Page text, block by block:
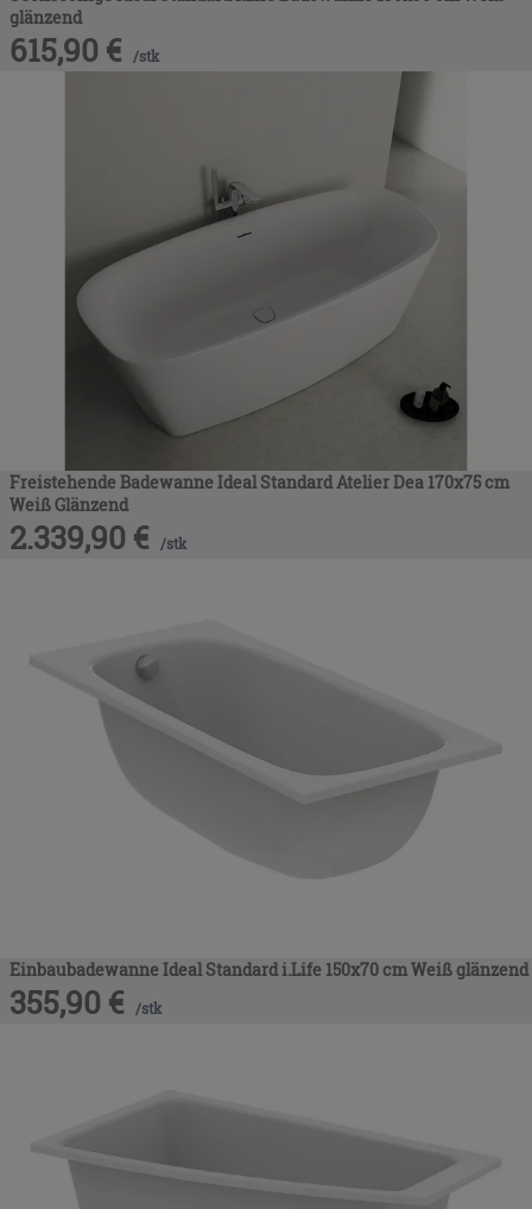
glänzend
615,90 € /stk
Freistehende Badewanne Ideal Standard Atelier Dea 170x75 cm
Weiß Glänzend
2.339,90 € /stk
Einbaubadewanne Ideal Standard i.Life 150x70 cm Weiß glänzend
355,90 € /stk